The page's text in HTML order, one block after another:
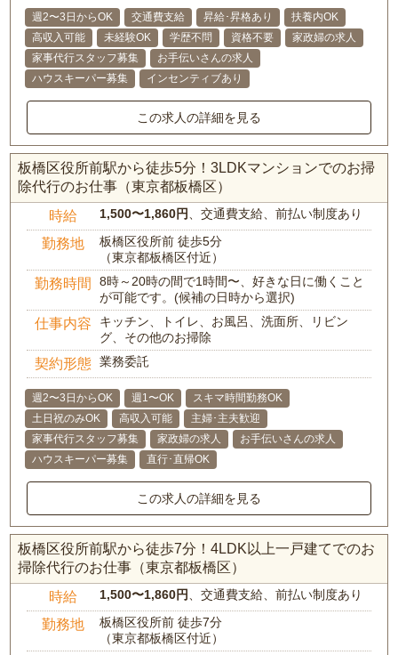
週2〜3日からOK 交通費支給 昇給･昇格あり
扶養内OK
高収入可能
未経験OK 学歴不問 資格不要
家政婦の求人
家事代行スタッフ募集
お手伝いさんの求人
ハウスキーパー募集
インセンティブあり
この求人の詳細を見る
板橋区役所前駅から徒歩5分！3LDKマンションでのお掃
除代行のお仕事（東京都板橋区）
時給 1,500〜1,860円、交通費支給、前払い制度あり
勤務地
板橋区役所前 徒歩5分
（東京都板橋区付近）
勤務時間
8時～20時の間で1時間〜、好きな日に働くこと
が可能です。(候補の日時から選択)
仕事内容
キッチン、トイレ、お風呂、洗面所、リビン
グ、その他のお掃除
契約形態 業務委託
週2〜3日からOK 週1〜OK
スキマ時間勤務OK
土日祝のみOK
高収入可能
主婦･主夫歓迎
家事代行スタッフ募集
家政婦の求人
お手伝いさんの求人
ハウスキーパー募集
直行･直帰OK
この求人の詳細を見る
板橋区役所前駅から徒歩7分！4LDK以上一戸建てでのお
掃除代行のお仕事（東京都板橋区）
時給 1,500〜1,860円、交通費支給、前払い制度あり
勤務地
板橋区役所前 徒歩7分
（東京都板橋区付近）